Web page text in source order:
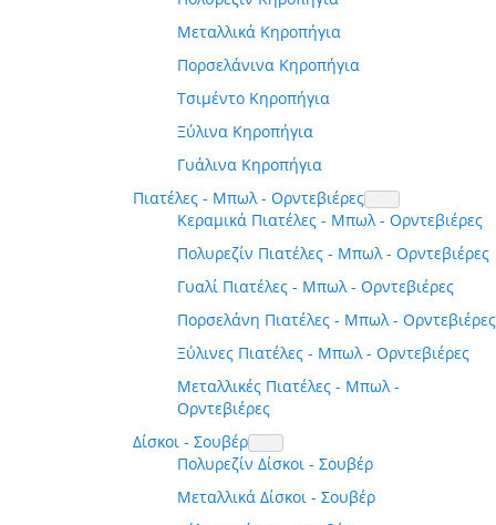
Μεταλλικά Κηροπήγια
Πορσελάνινα Κηροπήγια
Τσιμέντο Κηροπήγια
Ξύλινα Κηροπήγια
Γυάλινα Κηροπήγια
Πιατέλες - Μπωλ - Ορντεβιέρες
Κεραμικά Πιατέλες - Μπωλ - Ορντεβιέρες
Πολυρεζίν Πιατέλες - Μπωλ - Ορντεβιέρες
Γυαλί Πιατέλες - Μπωλ - Ορντεβιέρες
Πορσελάνη Πιατέλες - Μπωλ - Ορντεβιέρες
Ξύλινες Πιατέλες - Μπωλ - Ορντεβιέρες
Μεταλλικές Πιατέλες - Μπωλ -
Ορντεβιέρες
Δίσκοι - Σουβέρ
Πολυρεζίν Δίσκοι - Σουβέρ
Μεταλλικά Δίσκοι - Σουβέρ